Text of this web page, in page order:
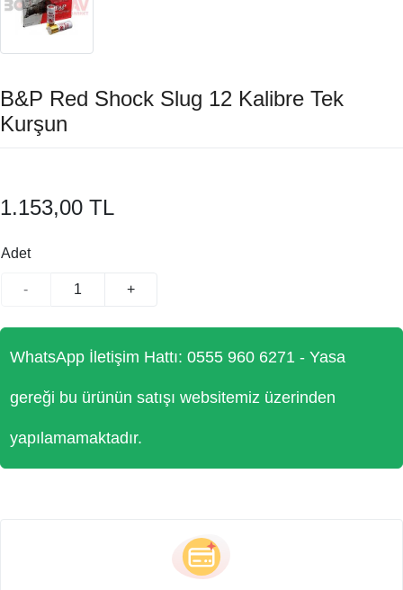
B&P Red Shock Slug 12 Kalibre Tek
Kurşun
1.153,00 TL
Adet
- +
WhatsApp İletişim Hattı: 0555 960 6271 - Yasa
gereği bu ürünün satışı websitemiz üzerinden
yapılamamaktadır.